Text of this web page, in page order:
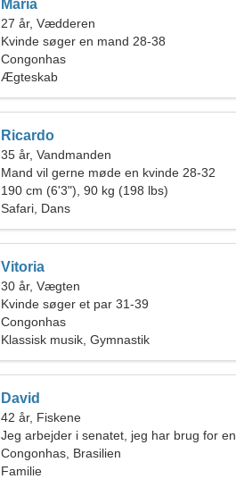
Maria
27 år, Vædderen
Kvinde søger en mand 28-38
Congonhas
Ægteskab
Ricardo
35 år, Vandmanden
Mand vil gerne møde en kvinde 28-32
190 cm (6'3"), 90 kg (198 lbs)
Safari, Dans
Vitoria
30 år, Vægten
Kvinde søger et par 31-39
Congonhas
Klassisk musik, Gymnastik
David
42 år, Fiskene
Jeg arbejder i senatet, jeg har brug for en
vidunderlig kvinde
Congonhas, Brasilien
Familie